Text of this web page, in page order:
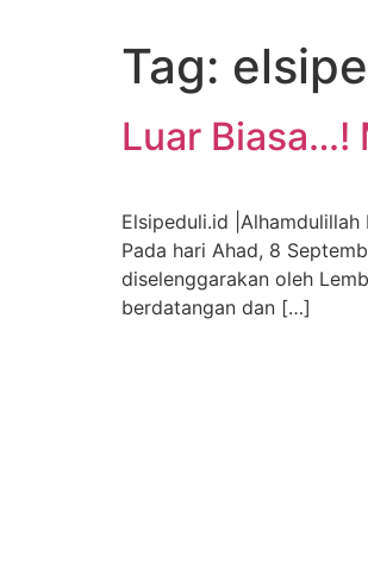
Tag:
Luar Biasa…!
Elsipeduli.id
Pada hari Ahad, 8
diselenggarakan oleh
berdatangan dan […]